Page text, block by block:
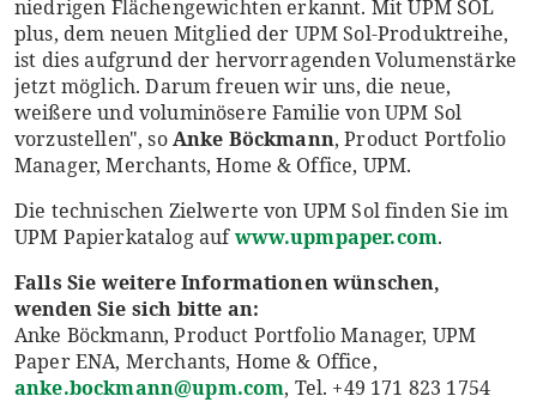
niedrigen Flächengewichten erkannt. Mit UPM SOL
plus, dem neuen Mitglied der UPM Sol-Produktreihe,
ist dies aufgrund der hervorragenden Volumenstärke
jetzt möglich. Darum freuen wir uns, die neue,
weißere und voluminösere Familie von UPM Sol
vorzustellen", soAnke Böckmann, Product Portfolio
Manager, Merchants, Home & Office, UPM.
Die technischen Zielwerte von UPM Sol finden Sie im
UPM Papierkatalog aufwww.upmpaper.com.
Falls Sie weitere Informationen wünschen,
wenden Sie sich bitte an:
Anke Böckmann, Product Portfolio Manager, UPM
Paper ENA, Merchants, Home & Office,
anke.bockmann@upm.com, Tel. +49 171 823 1754